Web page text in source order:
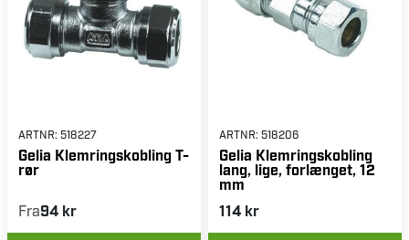
ARTNR: 518227
Gelia Klemringskobling T-
rør
Fra94 kr
ARTNR: 518206
Gelia Klemringskobling
lang, lige, forlænget, 12
mm
114 kr